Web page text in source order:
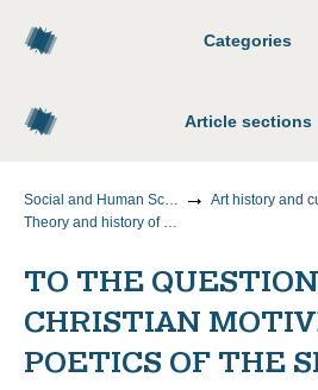
Categories
Article sections
Social and Human Sciences
Theory and history of culture, art
TO THE
CHRISTIAN
POETICS OF THE